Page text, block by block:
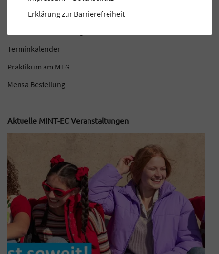
Elternportal
Terminkalender
Praktikum am MTG
Mensa Bestellung
Aktuelle MINT-EC Veranstaltungen
Erklärung zur Barrierefreiheit